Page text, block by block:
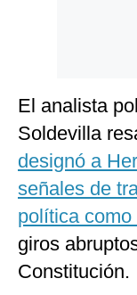
El analista
Soldevilla
designó a
señales de
política
giros
Constitución.